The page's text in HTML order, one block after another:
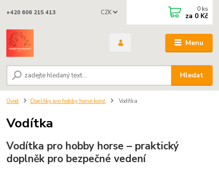
Menu
CZK
Hledat
+420 606 215 413 0 ks
za 0 Kč
Úvod Doplňky pro hobby horse koně Vodítka
Vodítka
Vodítka pro hobby horse – praktický
doplněk pro bezpečné vedení